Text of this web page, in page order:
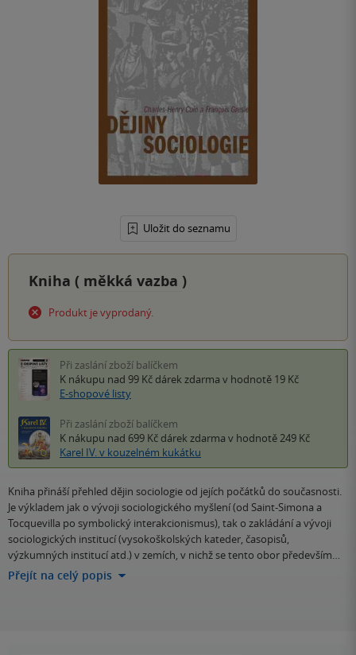
Uložit do seznamu
Kniha ( měkká vazba )
Produkt je vyprodaný.
Při zaslání zboží balíčkem
K nákupu nad 99 Kč dárek zdarma v hodnotě 19 Kč
E-shopové listy
Při zaslání zboží balíčkem
K nákupu nad 699 Kč dárek zdarma v hodnotě 249 Kč
Karel IV. v kouzelném kukátku
Kniha přináší přehled dějin sociologie od jejích počátků do současnosti.
Je výkladem jak o vývoji sociologického myšlení (od Saint-Simona a
Tocquevilla po symbolický interakcionismus), tak o zakládání a vývoji
sociologických institucí (vysokoškolských kateder, časopisů,
výzkumných institucí atd.) v zemích, v nichž se tento obor především…
Přejít na celý popis